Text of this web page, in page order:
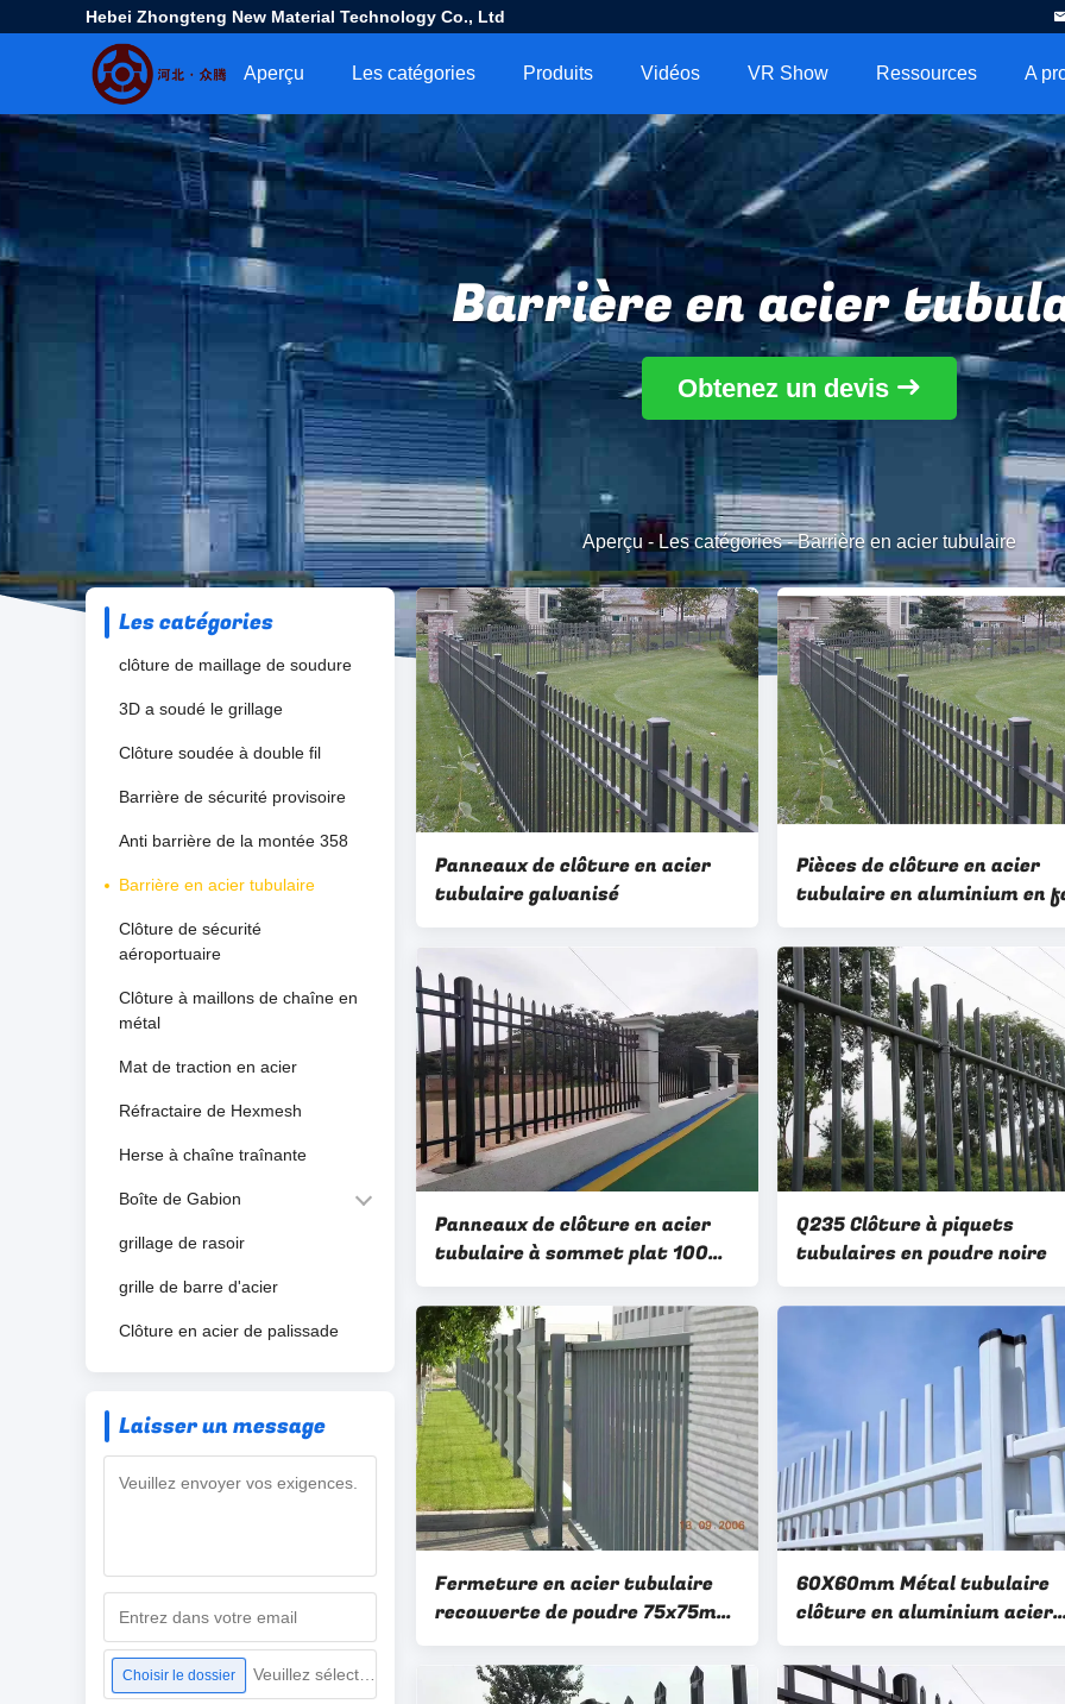
Hebei Zhongteng New Material Technology Co., Ltd
Aperçu Les catégories Produits Vidéos VR Show Ressources
Barrière en acier
Obtenez un devis
Aperçu -Les catégories-Barrière en acier tubulaire
Les catégories
clôture de maillage de soudure
3D a soudé le grillage
Clôture soudée à double fil
Barrière de sécurité provisoire
Anti barrière de la montée 358
Barrière en acier tubulaire
Clôture de sécurité
aéroportuaire
Clôture à maillons de chaîne en
métal
Mat de traction en acier
Réfractaire de Hexmesh
Herse à chaîne traînante
Boîte de Gabion
grillage de rasoir
grille de barre d'acier
Clôture en acier de palissade
Laisser un message
Choisir le dossier
Panneaux de clôture en acier
tubulaire galvanisé
Pièces de clôture en acier
tubulaire en aluminium en
forgé selon vos besoins
Panneaux de clôture en acier
tubulaire à sommet plat 100
mm Distance de piquette Pipe
carrée Rails horizontaux
Q235 Clôture à piquets
tubulaires en poudre noire
Fermeture en acier tubulaire
recouverte de poudre 75x75mm
pour résidentiel
60X60mm Métal tubulaire
clôture en aluminium acier
ornemental top boucle